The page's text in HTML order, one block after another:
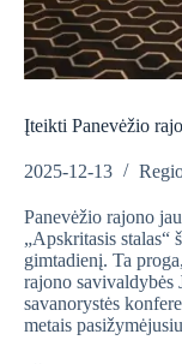
Įteikti Panevėžio
2025-12-13
Panevėžio rajono
„Apskritasis stalas“
gimtadienį. Ta
rajono savivaldybės
savanorystės
metais